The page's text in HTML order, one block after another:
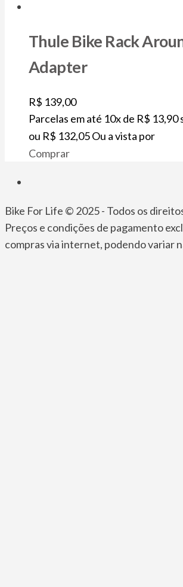
Thule Bike Rack
Adapter
R$ 139,00
Parcelas em até 10x de R$ 13,90
ou R$ 132,05Ou a vista por
Comprar
Bike For Life © 2025 - Todos os
Preços e condições de pagamento
compras via internet, podendo variar